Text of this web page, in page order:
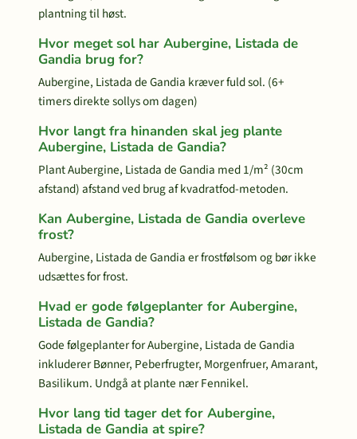
plantning til høst.
Hvor meget sol har Aubergine, Listada de
Gandia brug for?
Aubergine, Listada de Gandia kræver fuld sol. (6+
timers direkte sollys om dagen)
Hvor langt fra hinanden skal jeg plante
Aubergine, Listada de Gandia?
Plant Aubergine, Listada de Gandia med 1/m² (30cm
afstand) afstand ved brug af kvadratfod-metoden.
Kan Aubergine, Listada de Gandia overleve
frost?
Aubergine, Listada de Gandia er frostfølsom og bør ikke
udsættes for frost.
Hvad er gode følgeplanter for Aubergine,
Listada de Gandia?
Gode følgeplanter for Aubergine, Listada de Gandia
inkluderer Bønner, Peberfrugter, Morgenfruer, Amarant,
Basilikum. Undgå at plante nær Fennikel.
Hvor lang tid tager det for Aubergine,
Listada de Gandia at spire?